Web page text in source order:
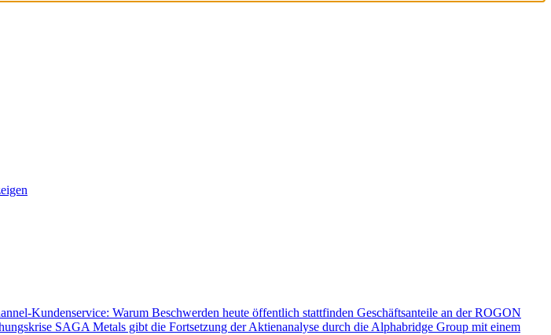
Kundenservice: Warum Beschwerden heute öffentlich stattfinden Geschäftsanteile an der ROGON
SAGA Metals gibt die Fortsetzung der Aktienanalyse durch die Alphabridge Group mit einem